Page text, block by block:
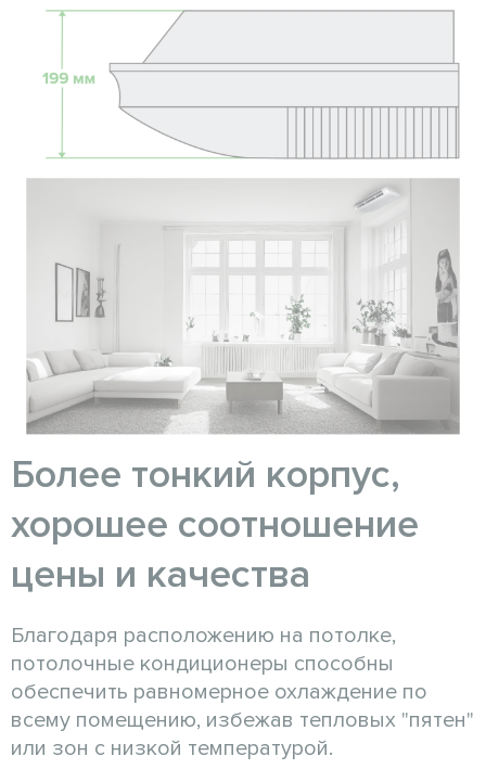
Более тонкий корпус,
хорошее соотношение
цены и качества
Благодаря расположению на потолке,
потолочные кондиционеры способны
обеспечить равномерное охлаждение по
всему помещению, избежав тепловых "пятен"
или зон с низкой температурой.